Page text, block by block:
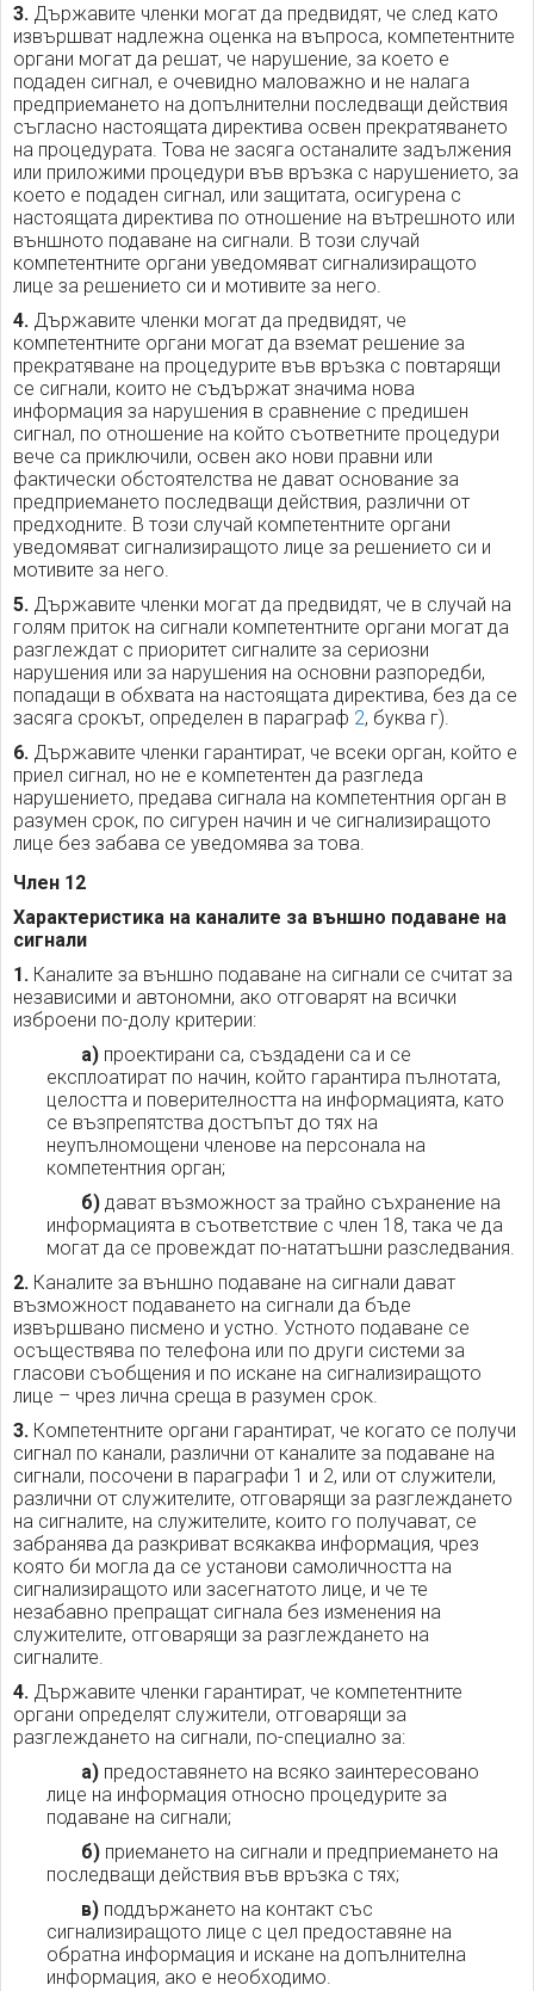
3. Държавите членки могат да предвидят, че след като
извършват надлежна оценка на въпроса, компетентните
органи могат да решат, че нарушение, за което е
подаден сигнал, е очевидно маловажно и не налага
предприемането на допълнителни последващи действия
съгласно настоящата директива освен прекратяването
на процедурата. Това не засяга останалите задължения
или приложими процедури във връзка с нарушението, за
което е подаден сигнал, или защитата, осигурена с
настоящата директива по отношение на вътрешното или
външното подаване на сигнали. В този случай
компетентните органи уведомяват сигнализиращото
лице за решението си и мотивите за него.
4. Държавите членки могат да предвидят, че
компетентните органи могат да вземат решение за
прекратяване на процедурите във връзка с повтарящи
се сигнали, които не съдържат значима нова
информация за нарушения в сравнение с предишен
сигнал, по отношение на който съответните процедури
вече са приключили, освен ако нови правни или
фактически обстоятелства не дават основание за
предприемането последващи действия, различни от
предходните. В този случай компетентните органи
уведомяват сигнализиращото лице за решението си и
мотивите за него.
5. Държавите членки могат да предвидят, че в случай на
голям приток на сигнали компетентните органи могат да
разглеждат с приоритет сигналите за сериозни
нарушения или за нарушения на основни разпоредби,
попадащи в обхвата на настоящата директива, без да се
засяга срокът, определен в параграф 2, буква г).
6. Държавите членки гарантират, че всеки орган, който е
приел сигнал, но не е компетентен да разгледа
нарушението, предава сигнала на компетентния орган в
разумен срок, по сигурен начин и че сигнализиращото
лице без забава се уведомява за това.
Член 12
Характеристика на каналите за външно подаване на
сигнали
1. Каналите за външно подаване на сигнали се считат за
независими и автономни, ако отговарят на всички
изброени по-долу критерии:
а)проектирани са, създадени са и се
експлоатират по начин, който гарантира пълнотата,
целостта и поверителността на информацията, като
се възпрепятства достъпът до тях на
неупълномощени членове на персонала на
компетентния орган;
б)дават възможност за трайно съхранение на
информацията в съответствие с член 18, така че да
могат да се провеждат по-нататъшни разследвания.
2. Каналите за външно подаване на сигнали дават
възможност подаването на сигнали да бъде
извършвано писмено и устно. Устното подаване се
осъществява по телефона или по други системи за
гласови съобщения и по искане на сигнализиращото
лице – чрез лична среща в разумен срок.
3. Компетентните органи гарантират, че когато се получи
сигнал по канали, различни от каналите за подаване на
сигнали, посочени в параграфи 1 и 2, или от служители,
различни от служителите, отговарящи за разглеждането
на сигналите, на служителите, които го получават, се
забранява да разкриват всякаква информация, чрез
която би могла да се установи самоличността на
сигнализиращото или засегнатото лице, и че те
незабавно препращат сигнала без изменения на
служителите, отговарящи за разглеждането на
сигналите.
4. Държавите членки гарантират, че компетентните
органи определят служители, отговарящи за
разглеждането на сигнали, по-специално за:
а)предоставянето на всяко заинтересовано
лице на информация относно процедурите за
подаване на сигнали;
б)приемането на сигнали и предприемането на
последващи действия във връзка с тях;
в)поддържането на контакт със
сигнализиращото лице с цел предоставяне на
обратна информация и искане на допълнителна
информация, ако е необходимо.